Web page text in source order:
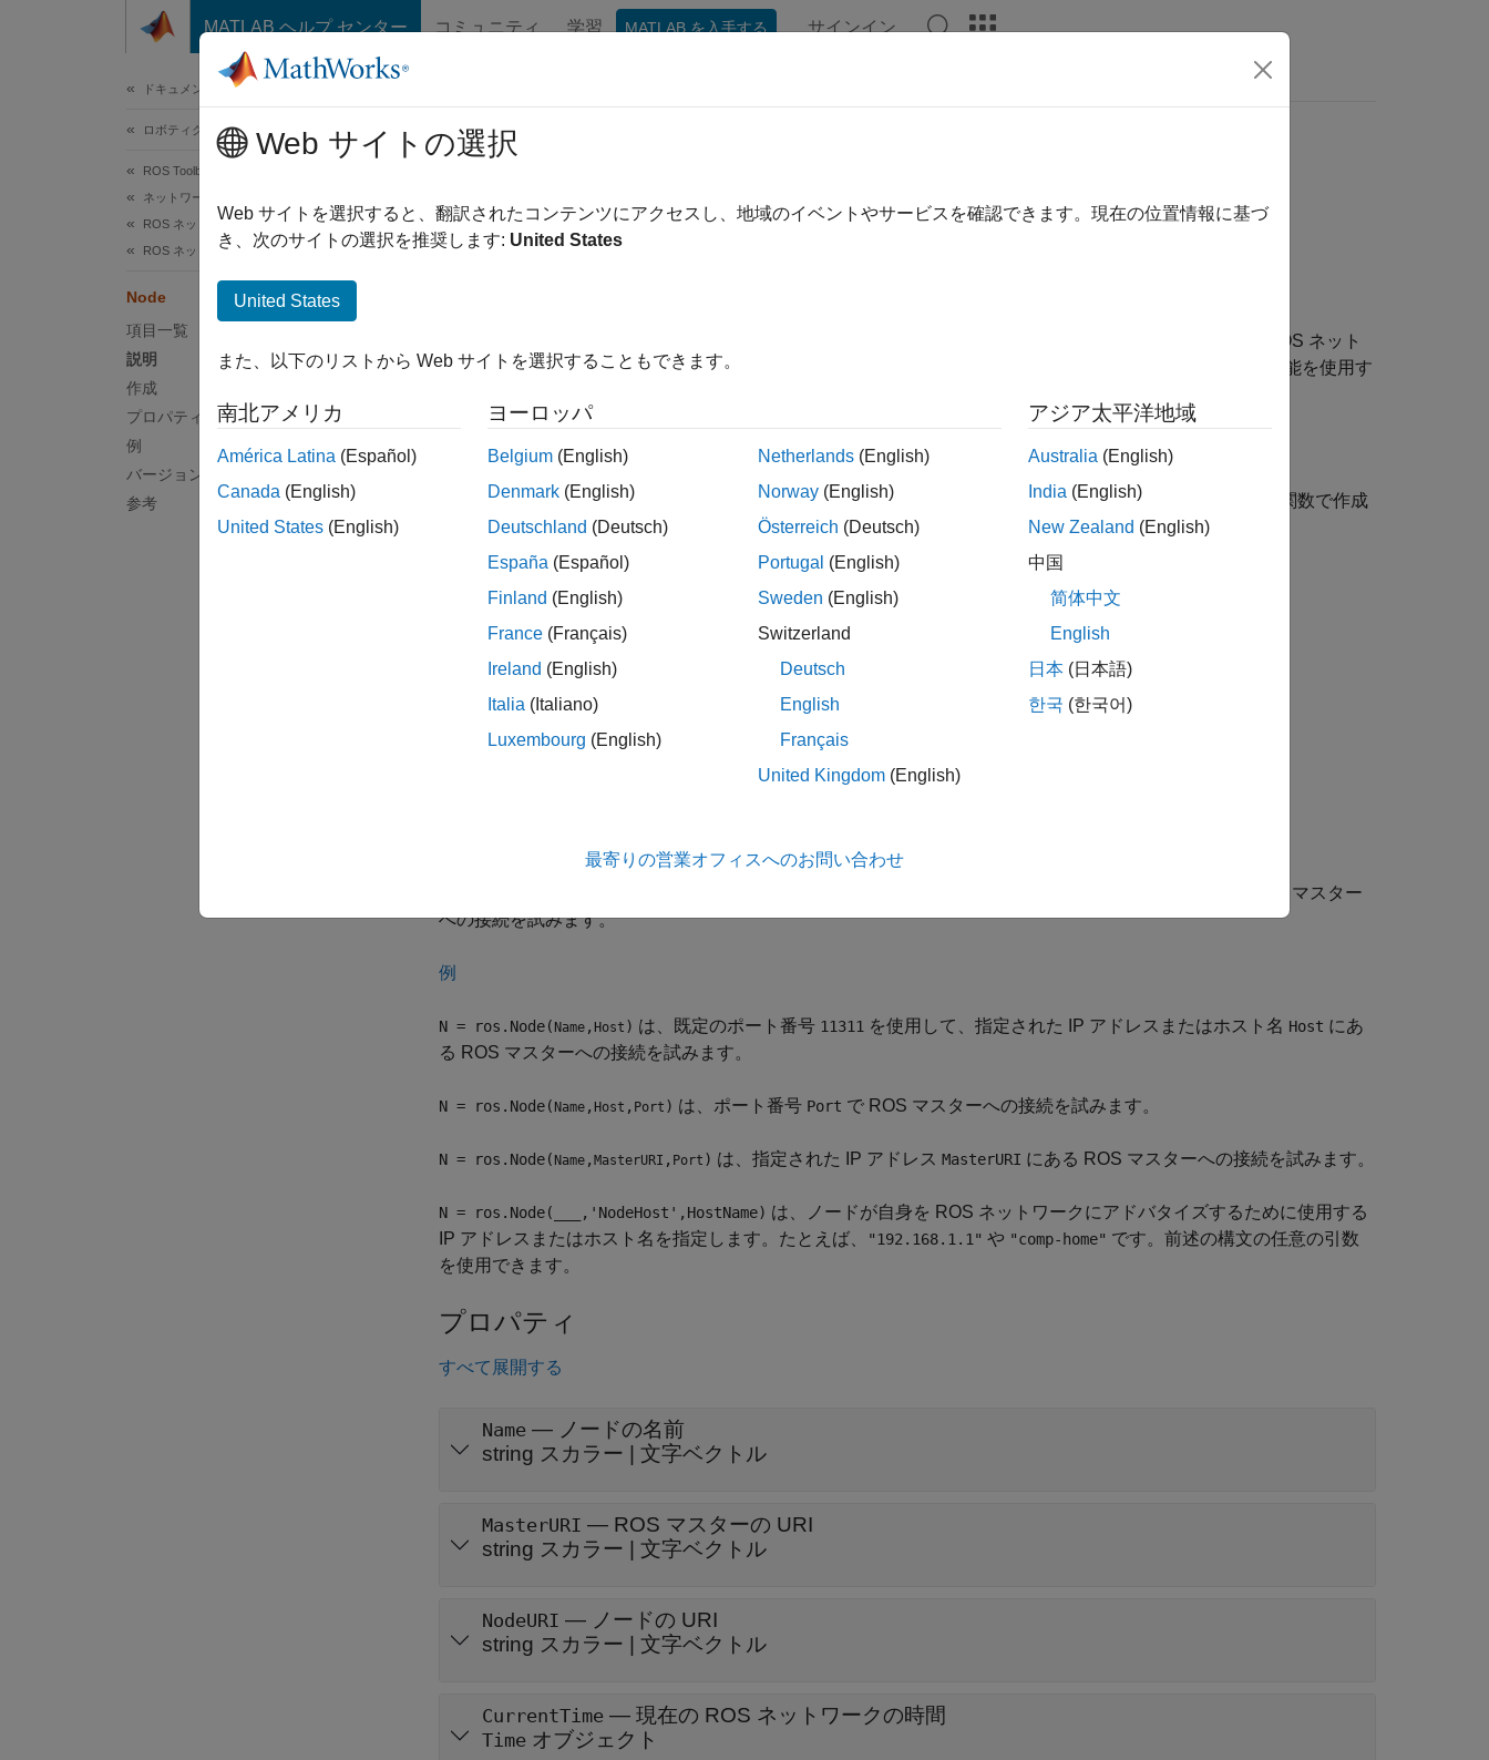
コンテンツへスキップ
MATLAB ヘルプ センター コミュニティ 学習 MATLAB を入手する サインイン
ドキュメンテーションのホーム
ロボティクスおよび自律システム
ROS Toolbox
ネットワーク アクセス
ROS ネットワーク アクセス
ROS ネットワーク接続と調査
Node
項目一覧
説明
作成
プロパティ
例
バージョン履歴
参考
Node
ROS ノードを起動して ROS マスターに接続
オブジェクトは、ROS ネットワーク内の ROS ノードを表します。このオブジェクトを通じて ROS ネット
ワークの残りの部分と通信できます。パブリッシャー、サブスクライバー、サービスなど、他の ROS の機能を使用す
ROS ノードは、関数 rosinit を使用するか、 ros.Nodeを呼び出すことによって作成できます。
rosinit— 単一の ROS ノードを MATLAB® で作成します。既存の ROS マスターを指定することも、関数で作成
することもできます。Node オブジェクトは表示されません。
作成
N = ros.Node(Name,Host)
にある ROS マスター
への接続を試みます。
例
N = ros.Node( Name , Host ) は、既定のポート番号 11311 を使用して、指定された IP アドレスまたはホスト名 Host にあ
る ROS マスターへの接続を試みます。
N = ros.Node( Name , Host , Port ) は、ポート番号 Port で ROS マスターへの接続を試みます。
N = ros.Node( Name , MasterURI , Port ) は、指定された IP アドレス MasterURI にある ROS マスターへの接続を試みます。
N = ros.Node( ,'NodeHost',HostName) は、ノードが自身を ROS ネットワークにアドバタイズするために使用する
IP アドレスまたはホスト名を指定します。たとえば、
"192.168.1.1" や "comp-home" です。前述の構文の任意の引数
を使用できます。
プロパティ
すべて展開する
Name — ノードの名前
string スカラー
文字ベクトル
MasterURI — ROS マスターの URI
string スカラー
文字ベクトル
NodeURI — ノードの URI
string スカラー
文字ベクトル
CurrentTime — 現在の ROS ネットワークの時間
Time オブジェクト
Web サイトの選択
Web サイトを選択すると、翻訳されたコンテンツにアクセスし、地域のイベントやサービスを確認できます。現在の位置情報に基づ
き、次のサイトの選択を推奨します: United States
United States
また、以下のリストから Web サイトを選択することもできます。
南北アメリカ
América Latina (Español)
Canada (English)
United States (English)
ヨーロッパ
Belgium (English)
Denmark (English)
Deutschland (Deutsch)
España (Español)
Finland (English)
France (Français)
Ireland (English)
Italia (Italiano)
Luxembourg (English)
Netherlands (English)
Norway (English)
Österreich (Deutsch)
Portugal (English)
Sweden (English)
Switzerland
Deutsch
English
Français
United Kingdom (English)
アジア太平洋地域
Australia (English)
India (English)
New Zealand (English)
中国
简体中文
English
日本 (日本語)
한국 (한국어)
最寄りの営業オフィスへのお問い合わせ